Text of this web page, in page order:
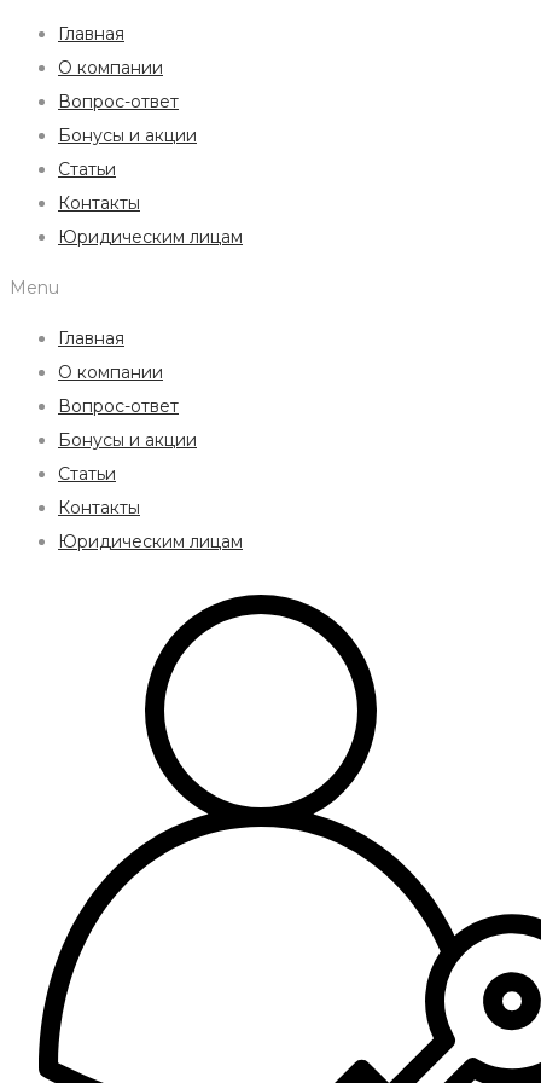
Главная
О компании
Вопрос-ответ
Бонусы и акции
Статьи
Контакты
Юридическим лицам
Menu
Главная
О компании
Вопрос-ответ
Бонусы и акции
Статьи
Контакты
Юридическим лицам